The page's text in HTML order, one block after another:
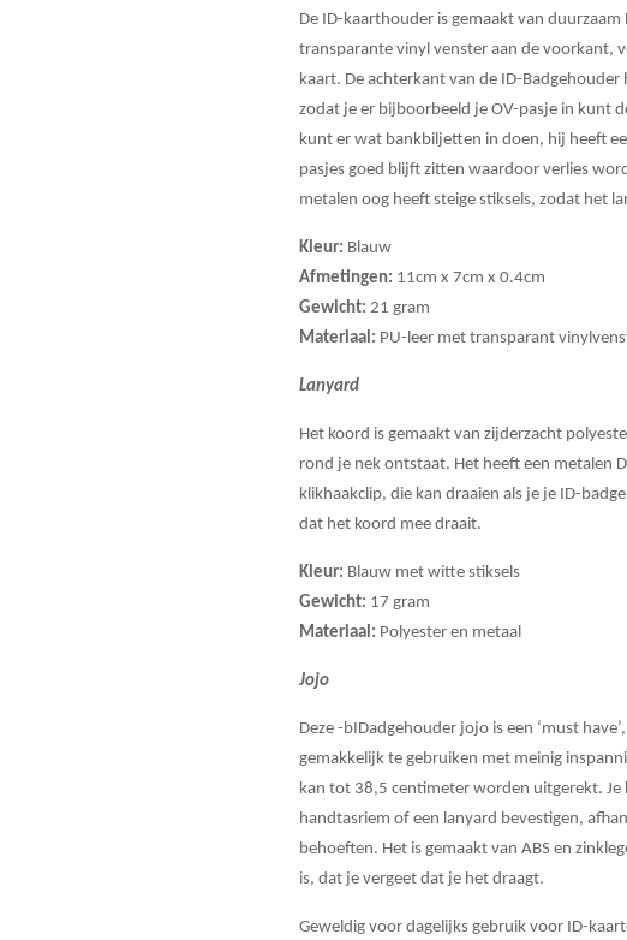
De ID-kaarthouder is gemaakt van duurzaam
transparante vinyl venster aan de voorkant,
kaart. De achterkant van de ID-
zodat je er bijboorbeeld je OV-pasje in kunt
kunt er wat bankbiljetten in doen, hij heeft
pasjes goed blijft zitten waardoor verlies
metalen oog heeft steige stiksels, zodat het
Kleur: Blauw
Afmetingen: 11cm x 7cm x 0.4cm
Gewicht: 21 gram
Materiaal: PU-leer met transparant
Lanyard
Het koord is gemaakt van zijderzacht
rond je nek ontstaat. Het heeft een metalen
klikhaakclip, die kan draaien als je je ID-
dat het koord mee draait.
Kleur: Blauw met witte stiksels
Gewicht: 17 gram
Materiaal: Polyester en metaal
Jojo
Deze -bIDadgehouder jojo is een ‘must
gemakkelijk te gebruiken met meinig
kan tot 38,5 centimeter worden uitgerekt.
handtasriem of een lanyard bevestigen,
behoeften. Het is gemaakt van ABS en
is, dat je vergeet dat je het draagt.
Geweldig voor dagelijks gebruik voor ID-